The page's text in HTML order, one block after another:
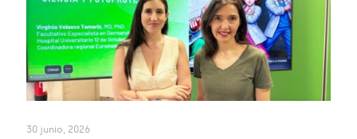
30 junio, 2026